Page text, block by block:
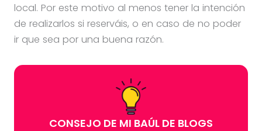
local. Por este motivo al menos tener la intención
de realizarlos si reserváis, o en caso de no poder
ir que sea por una buena razón.
CONSEJO DE MI BAÚL DE BLOGS